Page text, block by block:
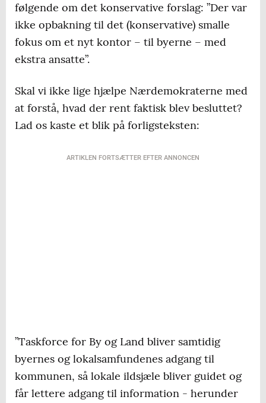
følgende om det konservative forslag: ”Der var
ikke opbakning til det (konservative) smalle
fokus om et nyt kontor – til byerne – med
ekstra ansatte”.
Skal vi ikke lige hjælpe Nærdemokraterne med
at forstå, hvad der rent faktisk blev besluttet?
Lad os kaste et blik på forligsteksten:
ARTIKLEN FORTSÆTTER EFTER ANNONCEN
”Taskforce for By og Land bliver samtidig
byernes og lokalsamfundenes adgang til
kommunen, så lokale ildsjæle bliver guidet og
får lettere adgang til information - herunder